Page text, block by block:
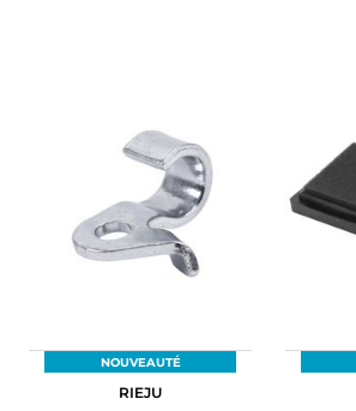
NOUVEAUTÉ
RIEJU